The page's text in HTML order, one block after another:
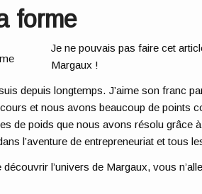
forme
Je ne pouvais pas faire cet
Margaux !
depuis longtemps. J’aime son franc
et nous avons beaucoup de points
de poids que nous avons résolu grâce
l’aventure de entrepreneuriat et tous
l’univers de Margaux, vous